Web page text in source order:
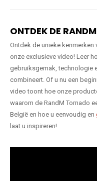
ONTDEK DE
Ontdek de unieke kenmerken
onze exclusieve video! Leer
gebruiksgemak, technologie
combineert. Of u nu een
video toont hoe onze
waarom de RandM Tornado
België en hoe u eenvoudig en
laat u inspireren!